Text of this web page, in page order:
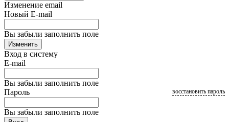
Изменение email
Новый E-mail
Вы забыли заполнить поле
Изменить
Вход в систему
E-mail
Вы забыли заполнить поле
Пароль
Вы забыли заполнить поле
восстановить пароль